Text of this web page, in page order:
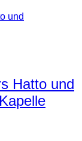
Hatto und